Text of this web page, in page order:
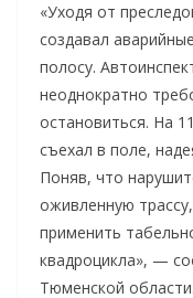
«Уходя от
создавал
полосу.
неоднократно
остановиться. На
съехал в поле,
Поняв, что
оживленную
применить
квадроцикла», —
Тюменской области.